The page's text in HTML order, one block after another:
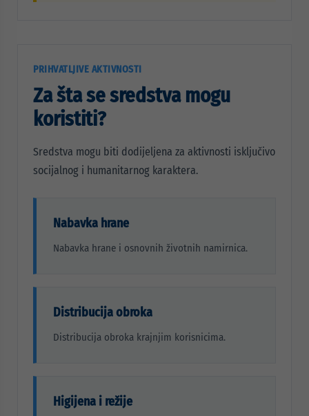
PRIHVATLJIVE AKTIVNOSTI
Za šta se sredstva mogu
koristiti?
Sredstva mogu biti dodijeljena za aktivnosti isključivo
socijalnog i humanitarnog karaktera.
Nabavka hrane
Nabavka hrane i osnovnih životnih namirnica.
Distribucija obroka
Distribucija obroka krajnjim korisnicima.
Higijena i režije